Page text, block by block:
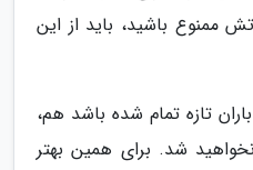
ممنوع باشید، باید از این
تازه تمام شده باشد هم،
شد. برای همین بهتر